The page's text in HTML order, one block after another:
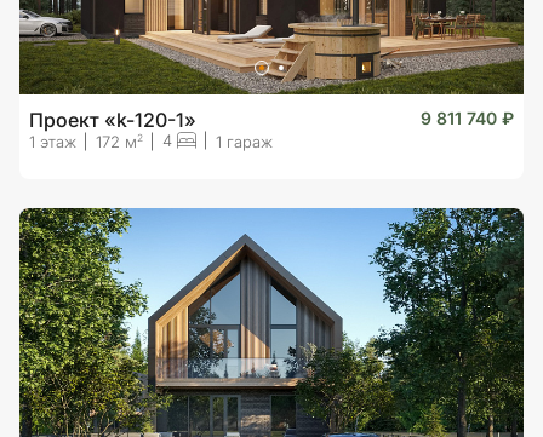
Проект «k-120-1» 9 811 740 ₽
1 этаж 172 м 2 4 1 гараж